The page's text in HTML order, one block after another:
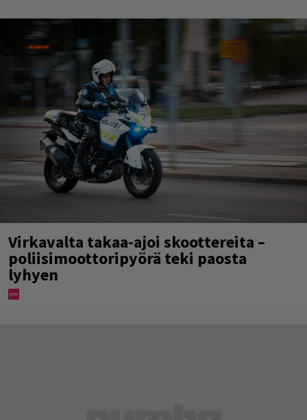
Virkavalta takaa-ajoi skoottereita –
poliisimoottoripyörä teki paosta
lyhyen